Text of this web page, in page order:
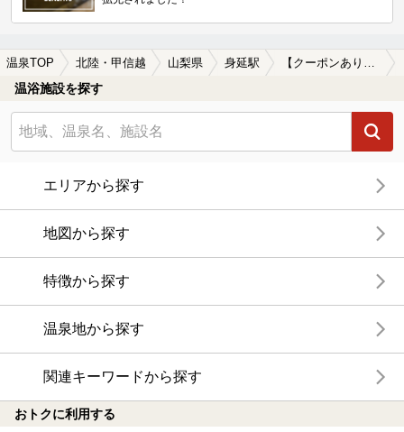
温泉TOP 北陸・甲信越 山梨県 身延駅 【クーポンあり】美肌の湯が楽しめる身延駅近くの温泉、日帰り温泉、スーパー銭湯おすすめ
温浴施設を探す
エリアから探す
地図から探す
特徴から探す
温泉地から探す
関連キーワードから探す
おトクに利用する